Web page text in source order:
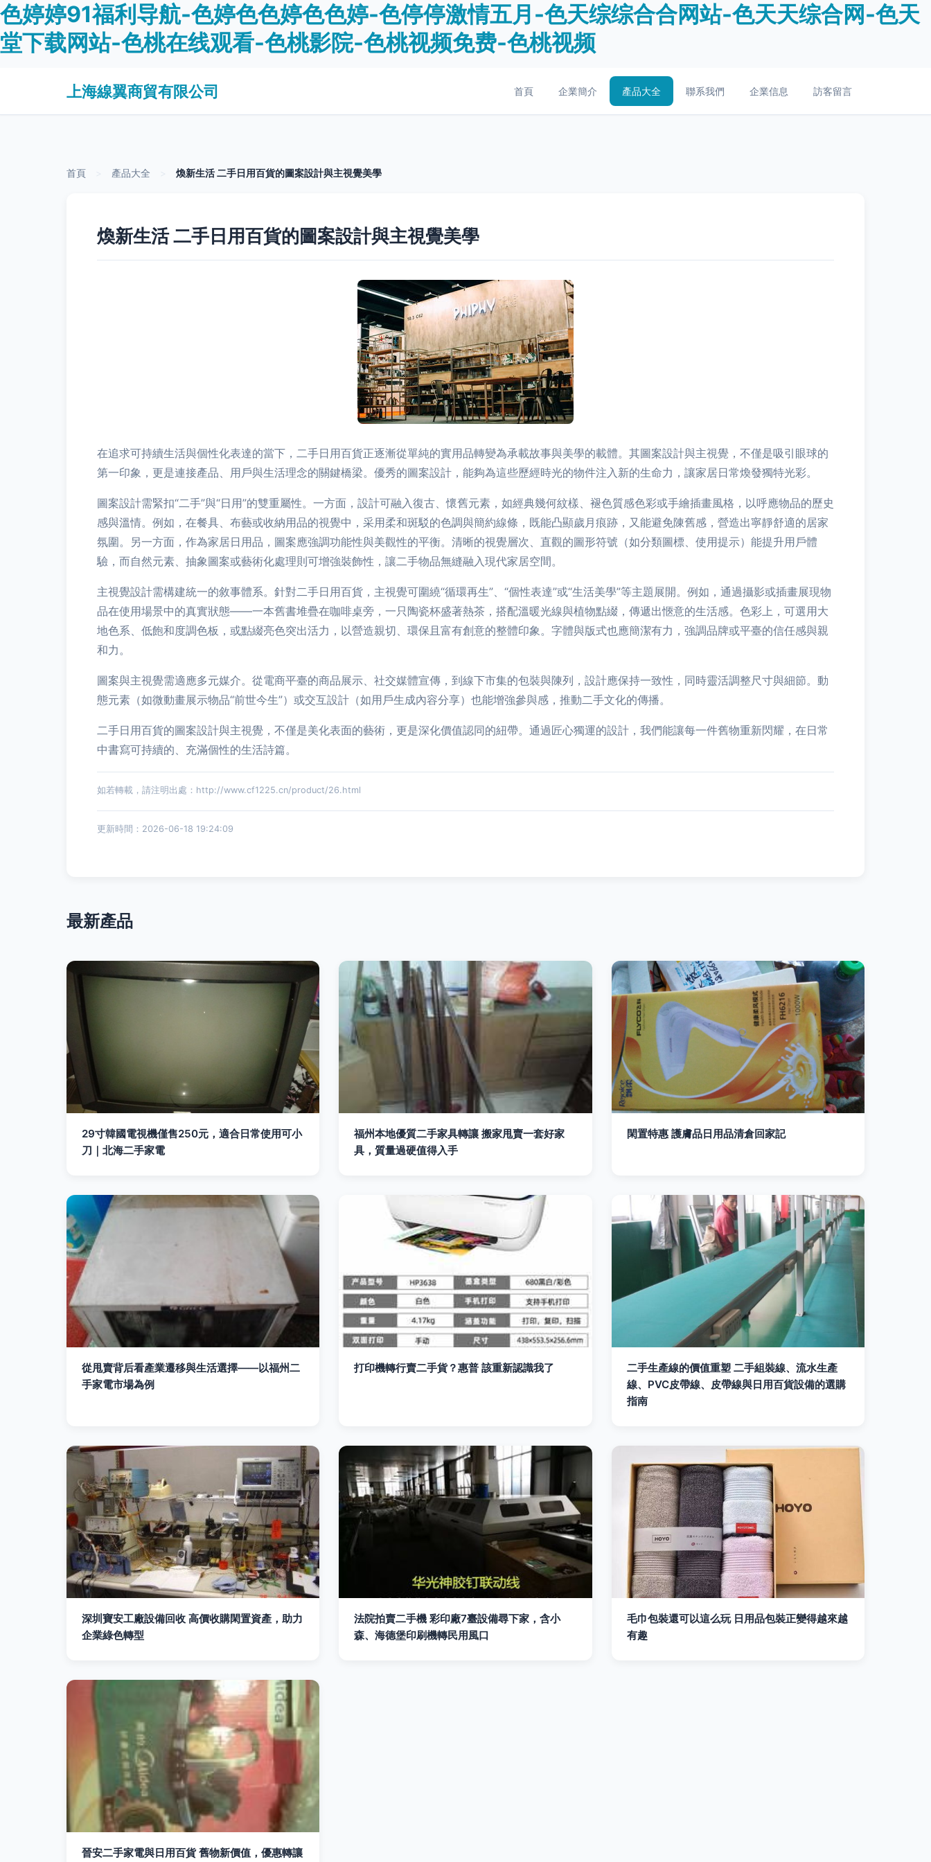
色婷婷91福利导航-色婷色色婷色色婷-色停停激情五月-色天综综合合网站-色天天综合网-色天
堂下载网站-色桃在线观看-色桃影院-色桃视频免费-色桃视频
上海線翼商貿有限公司 首頁 企業簡介 產品大全 聯系我們 企業信息 訪客留言
首頁 產品大全 煥新生活 二手日用百貨的圖案設計與主視覺美學
煥新生活 二手日用百貨的圖案設計與主視覺美學
在追求可持續生活與個性化表達的當下，二手日用百貨正逐漸從單純的實用品轉變為承載故事與美學的載體。其圖案設計與主視覺，不僅是吸引眼球的
第一印象，更是連接產品、用戶與生活理念的關鍵橋梁。優秀的圖案設計，能夠為這些歷經時光的物件注入新的生命力，讓家居日常煥發獨特光彩。
圖案設計需緊扣“二手”與“日用”的雙重屬性。一方面，設計可融入復古、懷舊元素，如經典幾何紋樣、褪色質感色彩或手繪插畫風格，以呼應物品的歷史
感與溫情。例如，在餐具、布藝或收納用品的視覺中，采用柔和斑駁的色調與簡約線條，既能凸顯歲月痕跡，又能避免陳舊感，營造出寧靜舒適的居家
氛圍。另一方面，作為家居日用品，圖案應強調功能性與美觀性的平衡。清晰的視覺層次、直觀的圖形符號（如分類圖標、使用提示）能提升用戶體
驗，而自然元素、抽象圖案或藝術化處理則可增強裝飾性，讓二手物品無縫融入現代家居空間。
主視覺設計需構建統一的敘事體系。針對二手日用百貨，主視覺可圍繞“循環再生”、“個性表達”或“生活美學”等主題展開。例如，通過攝影或插畫展現物
品在使用場景中的真實狀態——一本舊書堆疊在咖啡桌旁，一只陶瓷杯盛著熱茶，搭配溫暖光線與植物點綴，傳遞出愜意的生活感。色彩上，可選用大
地色系、低飽和度調色板，或點綴亮色突出活力，以營造親切、環保且富有創意的整體印象。字體與版式也應簡潔有力，強調品牌或平臺的信任感與親
和力。
圖案與主視覺需適應多元媒介。從電商平臺的商品展示、社交媒體宣傳，到線下市集的包裝與陳列，設計應保持一致性，同時靈活調整尺寸與細節。動
態元素（如微動畫展示物品“前世今生”）或交互設計（如用戶生成內容分享）也能增強參與感，推動二手文化的傳播。
二手日用百貨的圖案設計與主視覺，不僅是美化表面的藝術，更是深化價值認同的紐帶。通過匠心獨運的設計，我們能讓每一件舊物重新閃耀，在日常
中書寫可持續的、充滿個性的生活詩篇。
如若轉載，請注明出處：http://www.cf1225.cn/product/26.html
更新時間：2026-06-18 19:24:09
最新產品
29寸韓國電視機僅售250元，適合日常使用可小
刀｜北海二手家電
福州本地優質二手家具轉讓 搬家甩賣一套好家
具，質量過硬值得入手
閑置特惠 護膚品日用品清倉回家記
從甩賣背后看產業遷移與生活選擇——以福州二
手家電市場為例
打印機轉行賣二手貨？惠普 該重新認識我了
二手生產線的價值重塑 二手組裝線、流水生產
線、PVC皮帶線、皮帶線與日用百貨設備的選購
指南
深圳寶安工廠設備回收 高價收購閑置資產，助力
企業綠色轉型
法院拍賣二手機 彩印廠7臺設備尋下家，含小
森、海德堡印刷機轉民用風口
毛巾包裝還可以這么玩 日用品包裝正變得越來越
有趣
晉安二手家電與日用百貨 舊物新價值，優惠轉讓